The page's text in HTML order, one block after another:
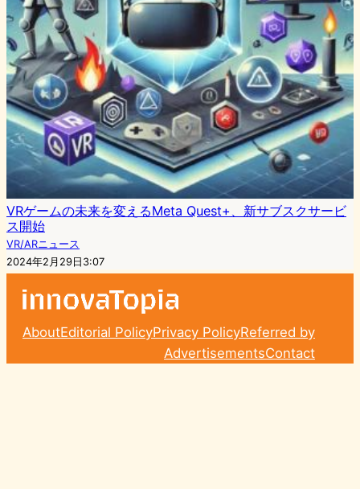
VRゲームの未来を変えるMeta Quest+、新サブスクサービ
ス開始
VR/ARニュース
2024年2月29日3:07
AboutEditorial PolicyPrivacy PolicyReferred by
AdvertisementsContact